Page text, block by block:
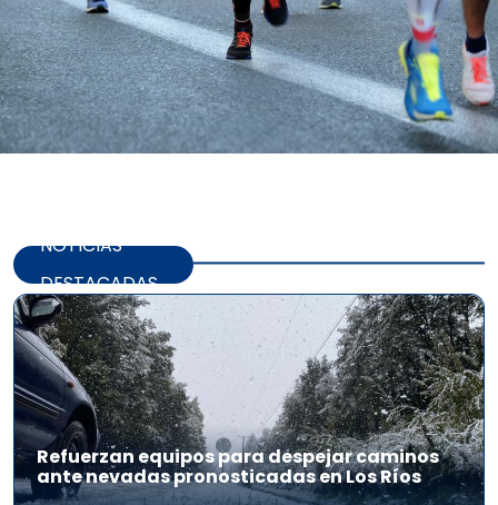
NOTICIAS
DESTACADAS
Refuerzan equipos para despejar caminos
ante nevadas pronosticadas en Los Ríos